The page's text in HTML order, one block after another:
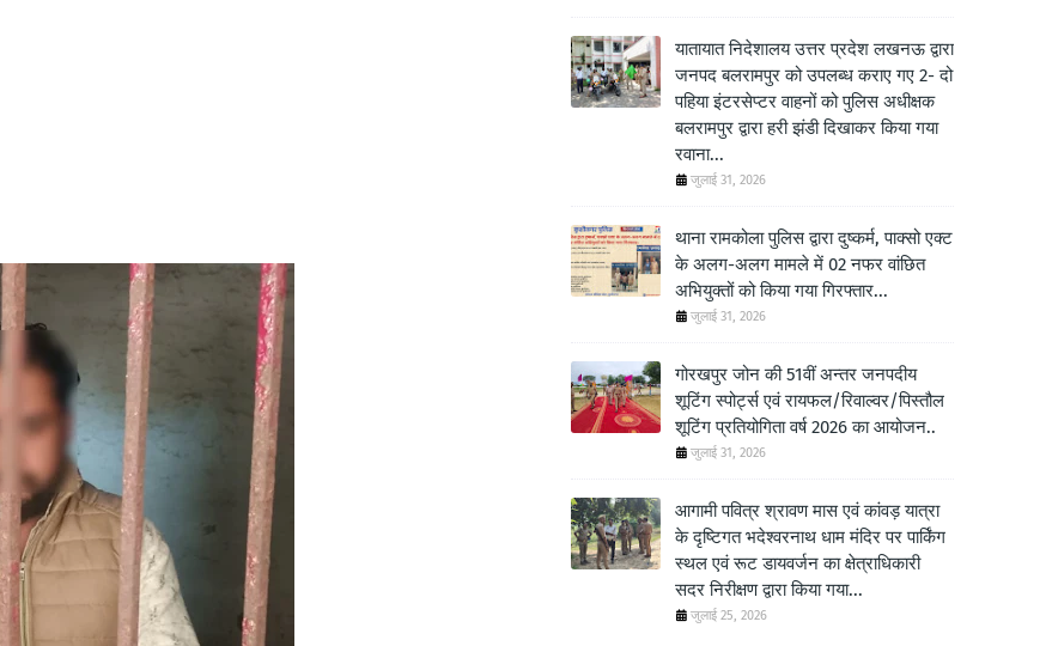
यातायात निदेशालय उत्तर प्रदेश लखनऊ द्वारा
जनपद बलरामपुर को उपलब्ध कराए गए 2- दो
पहिया इंटरसेप्टर वाहनों को पुलिस अधीक्षक
बलरामपुर द्वारा हरी झंडी दिखाकर किया गया
रवाना...
जुलाई 31, 2026
थाना रामकोला पुलिस द्वारा दुष्कर्म, पाक्सो एक्ट
के अलग-अलग मामले में 02 नफर वांछित
अभियुक्तों को किया गया गिरफ्तार...
जुलाई 31, 2026
गोरखपुर जोन की 51वीं अन्तर जनपदीय
शूटिंग स्पोर्ट्स एवं रायफल/रिवाल्वर/पिस्तौल
शूटिंग प्रतियोगिता वर्ष 2026 का आयोजन..
जुलाई 31, 2026
आगामी पवित्र श्रावण मास एवं कांवड़ यात्रा
के दृष्टिगत भदेश्वरनाथ धाम मंदिर पर पार्किंग
स्थल एवं रूट डायवर्जन का क्षेत्राधिकारी
सदर निरीक्षण द्वारा किया गया...
जुलाई 25, 2026